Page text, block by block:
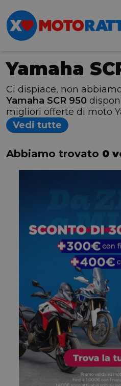
Yamaha
Ci dispiace, non
Yamaha SCR 950
migliori offerte di moto
Vedi tutte
Abbiamo trovato 0